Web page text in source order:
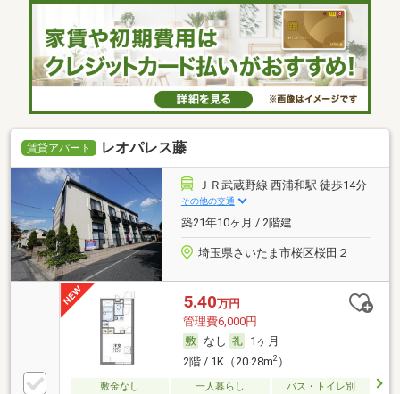
賃貸アパート レオパレス藤
ＪＲ武蔵野線 西浦和駅 徒歩14分
その他の交通
築21年10ヶ月 / 2階建
埼玉県さいたま市桜区桜田２
5.40万円
管理費6,000円
なし
1ヶ月
2階 / 1K（20.28m2）
敷金なし 一人暮らし
バス・トイレ別